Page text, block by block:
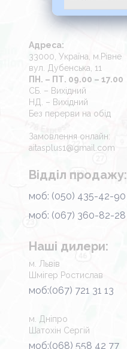
Адреса:
33000, Україна, м.Рівне
вул. Дубенська, 11
ПН. – ПТ. 09.00 – 17.00
СБ. – Вихідний
НД. – Вихідний
Без перерви на обід
Замовлення онлайн:
aitasplus1@gmail.com
Відділ продажу:
моб: (050) 435-42-90
моб: (067) 360-82-28
Наші дилери:
м. Львів
Шмігер Ростислав
моб:(067) 721 31 13
м. Дніпро
Шатохін Сергій
моб:(068) 558 42 77